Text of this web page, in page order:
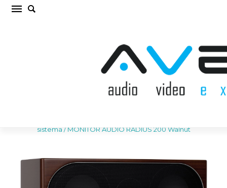
MONITOR AUDIO RADIUS 200 Walnut
sistēma / MONITOR AUDIO RADIUS 200 Walnut